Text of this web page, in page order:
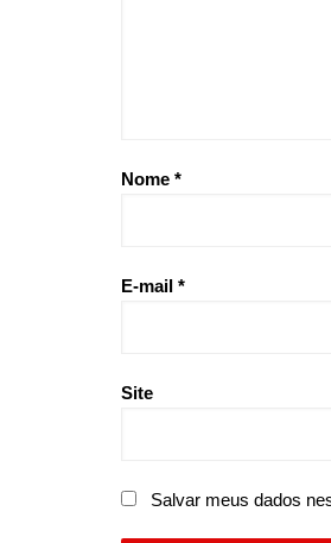
Nome *
E-mail *
Site
Salvar meus dados